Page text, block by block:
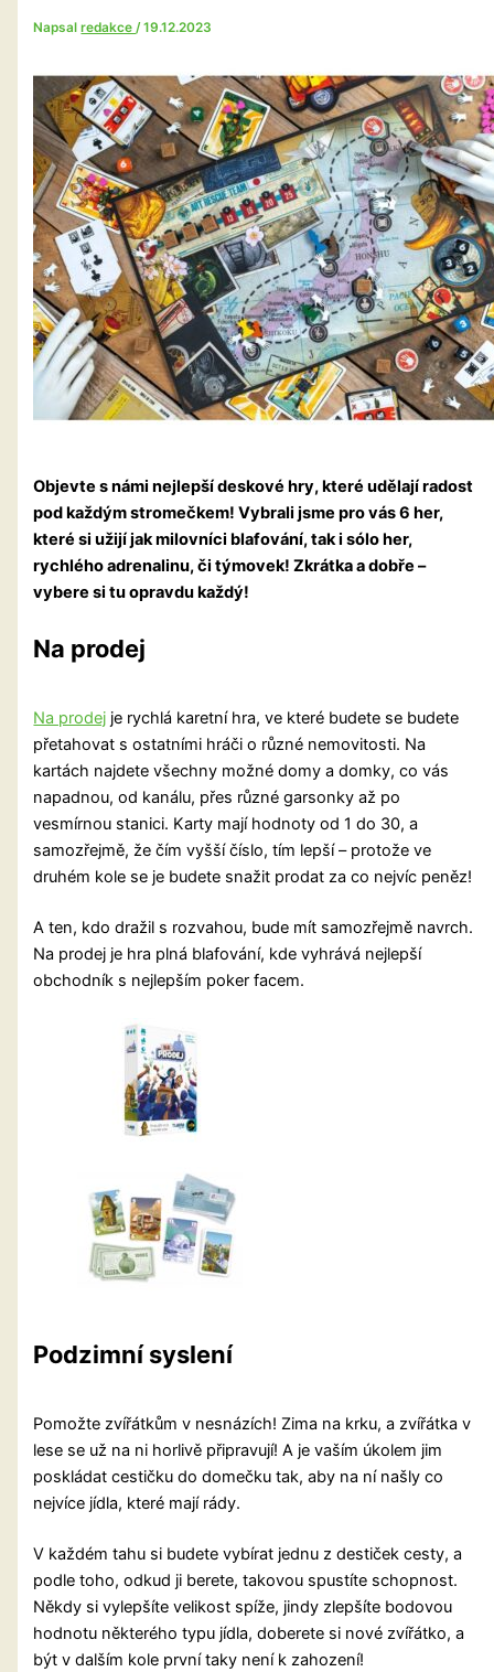
Napsalredakce/19.12.2023
Objevte s námi nejlepší deskové hry, které udělají radost
pod každým stromečkem!Vybrali jsme pro vás 6 her,
které si užijí jak milovníci blafování, tak i sólo her,
rychléhoadrenalinu, či týmovek! Zkrátka a dobře –
vybere si tu opravdu každý!
Na prodej
Na prodej je rychlá karetní hra, ve které budete se budete
přetahovat s ostatními hráči o různé nemovitosti. Na
kartách najdete všechny možné domy a domky, co vás
napadnou, od kanálu, přes různé garsonky až po
vesmírnou stanici. Karty mají hodnoty od 1 do 30, a
samozřejmě, že čím vyšší číslo, tím lepší – protože ve
druhém kole se je budete snažit prodat za co nejvíc peněz!
A ten, kdo dražil s rozvahou, bude mít samozřejmě navrch.
Na prodej je hra plná blafování, kde vyhrává nejlepší
obchodník s nejlepším poker facem.
Podzimní syslení
Pomožte zvířátkům v nesnázích! Zima na krku, a zvířátka v
lese se už na ni horlivě připravují! A je vaším úkolem jim
poskládat cestičku do domečku tak, aby na ní našly co
nejvíce jídla, které mají rády.
V každém tahu si budete vybírat jednu z destiček cesty, a
podle toho, odkud ji berete, takovou spustíte schopnost.
Někdy si vylepšíte velikost spíže, jindy zlepšíte bodovou
hodnotu některého typu jídla, doberete si nové zvířátko, a
být v dalším kole první taky není k zahození!